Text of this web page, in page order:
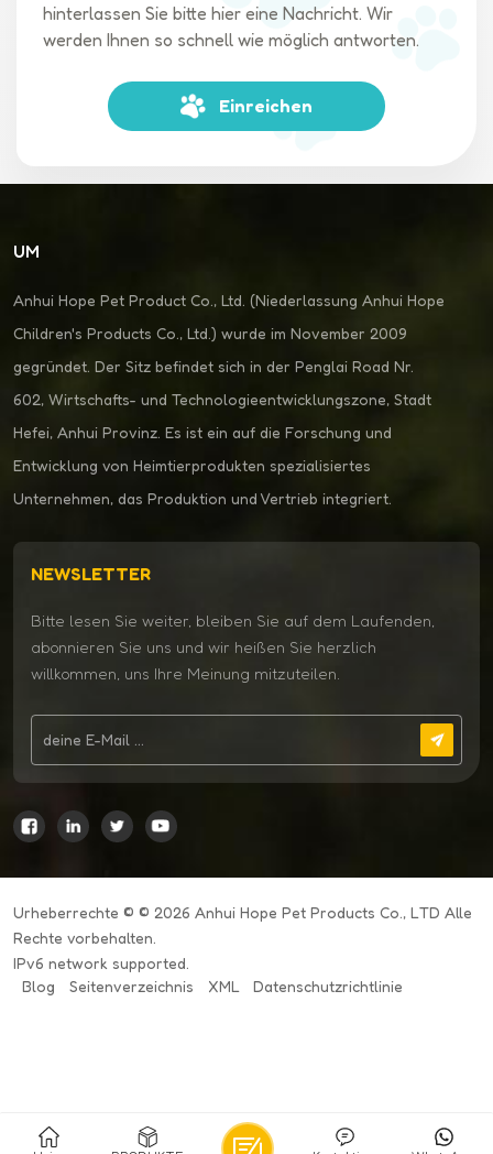
hinterlassen Sie bitte hier eine Nachricht. Wir
werden Ihnen so schnell wie möglich antworten.
Einreichen
UM
Anhui Hope Pet Product Co., Ltd. (Niederlassung Anhui Hope
Children's Products Co., Ltd.) wurde im November 2009
gegründet. Der Sitz befindet sich in der Penglai Road Nr.
602, Wirtschafts- und Technologieentwicklungszone, Stadt
Hefei, Anhui Provinz. Es ist ein auf die Forschung und
Entwicklung von Heimtierprodukten spezialisiertes
Unternehmen, das Produktion und Vertrieb integriert.
NEWSLETTER
Bitte lesen Sie weiter, bleiben Sie auf dem Laufenden,
abonnieren Sie uns und wir heißen Sie herzlich
willkommen, uns Ihre Meinung mitzuteilen.
Urheberrechte © © 2026 Anhui Hope Pet Products Co., LTD Alle
Rechte vorbehalten.
IPv6 network supported.
Blog
Seitenverzeichnis XML Datenschutzrichtlinie